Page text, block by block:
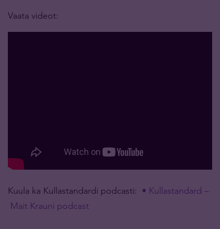
Vaata videot:
Kuula ka Kullastandardi podcasti: • Kullastandard –
Mait Krauni podcast